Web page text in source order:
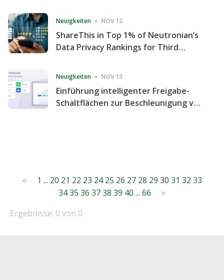
Neuigkeiten NOV 12
ShareThis in Top 1% of Neutronian’s
Data Privacy Rankings for Third
Neuigkeiten NOV 13
Einführung intelligenter Freigabe-
Schaltflächen zur Beschleunigung von
Posts
pagination
< 1 ... 20 21 22 23 24 25 26 27 28 29 30 31 32 33
34 35 36 37 38 39 40 ... 66 >
Ergebnisse: 0 von 0